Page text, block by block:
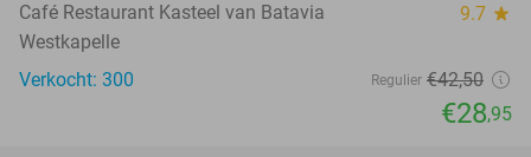
Café Restaurant Kasteel van Batavia 9.7 star
Westkapelle
Verkocht: 300
Regulier €42,50
€28,95